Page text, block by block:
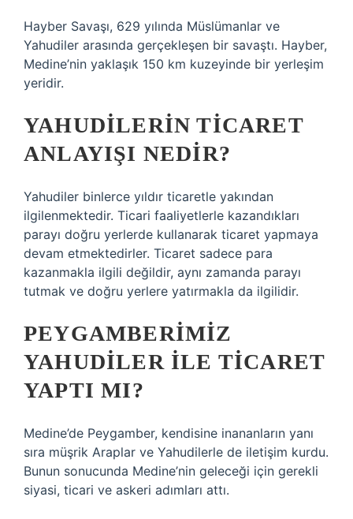
Hayber Savaşı, 629 yılında Müslümanlar ve
Yahudiler arasında gerçekleşen bir savaştı. Hayber,
Medine’nin yaklaşık 150 km kuzeyinde bir yerleşim
yeridir.
YAHUDILERIN TICARET
ANLAYIŞI NEDIR?
Yahudiler binlerce yıldır ticaretle yakından
ilgilenmektedir. Ticari faaliyetlerle kazandıkları
parayı doğru yerlerde kullanarak ticaret yapmaya
devam etmektedirler. Ticaret sadece para
kazanmakla ilgili değildir, aynı zamanda parayı
tutmak ve doğru yerlere yatırmakla da ilgilidir.
PEYGAMBERIMIZ
YAHUDILER ILE TICARET
YAPTI MI?
Medine’de Peygamber, kendisine inananların yanı
sıra müşrik Araplar ve Yahudilerle de iletişim kurdu.
Bunun sonucunda Medine’nin geleceği için gerekli
siyasi, ticari ve askeri adımları attı.